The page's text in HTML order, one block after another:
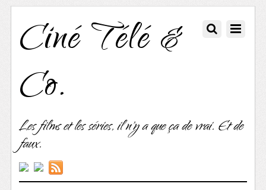
Ciné Télé &
Co.
Les films et les séries, il n'y a que ça de vrai. Et de
faux.